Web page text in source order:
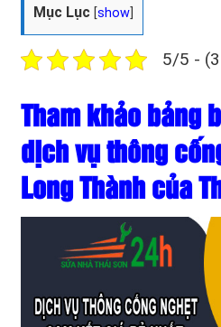
Mục Lục [show
5/5 -
Tham khảo bảng
dịch vụ thông
Long Thành của